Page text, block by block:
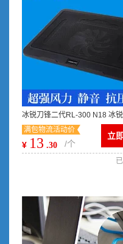
冰锐刀锋二代RL-300 N18 冰
热器 厂家直销
满包物流活动价
¥ 13 .30 /个
立